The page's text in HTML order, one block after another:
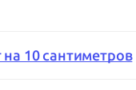
10 сантиметров